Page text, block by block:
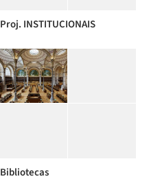
Proj. INSTITUCIONAIS
Bibliotecas